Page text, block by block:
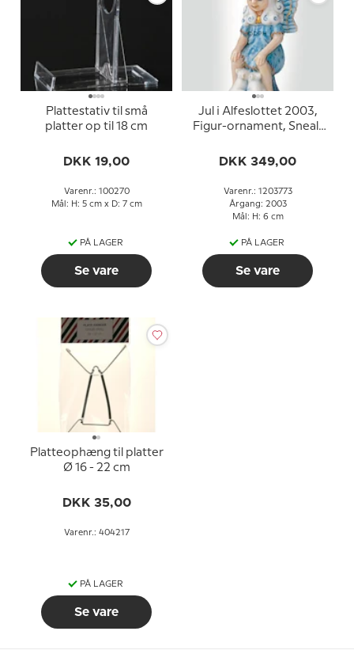
Plattestativ til små
platter op til 18 cm
DKK 19,00
Varenr.: 100270
Mål: H: 5 cm x D: 7 cm
PÅ LAGER
Se vare
Jul i Alfeslottet 2003,
Figur-ornament, Snealf
DKK 349,00
Varenr.: 1203773
Årgang: 2003
Mål: H: 6 cm
PÅ LAGER
Se vare
Platteophæng til platter
Ø 16 - 22 cm
DKK 35,00
Varenr.: 404217
PÅ LAGER
Se vare